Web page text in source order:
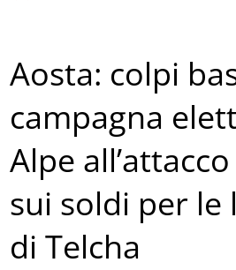
Aosta: colpi
campagna
Alpe
sui soldi per le
di Telcha